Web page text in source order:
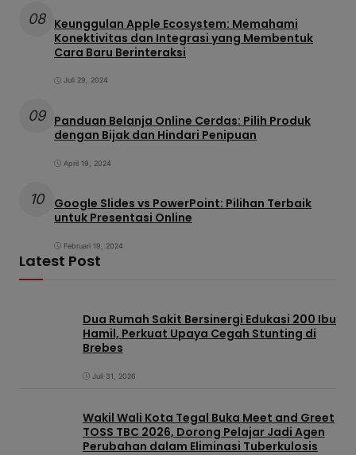
08 Keunggulan Apple Ecosystem: Memahami
Konektivitas dan Integrasi yang Membentuk
Cara Baru Berinteraksi
Juli 29, 2024
09 Panduan Belanja Online Cerdas: Pilih Produk
dengan Bijak dan Hindari Penipuan
April 19, 2024
10
Google Slides vs PowerPoint: Pilihan Terbaik
untuk Presentasi Online
Februari 19, 2024
Latest Post
Dua Rumah Sakit Bersinergi Edukasi 200 Ibu
Hamil, Perkuat Upaya Cegah Stunting di
Brebes
Juli 31, 2026
Wakil Wali Kota Tegal Buka Meet and Greet
TOSS TBC 2026, Dorong Pelajar Jadi Agen
Perubahan dalam Eliminasi Tuberkulosis